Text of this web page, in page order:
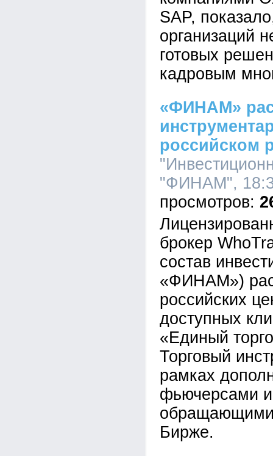
SAP,
организаций
готовых
кадровым
«ФИНАМ»
российском
"ФИНАМ",
брокер
состав
«ФИНАМ»)
российских
доступных
«Единый
Торговый
рамках
фьючерсами
Бирже.